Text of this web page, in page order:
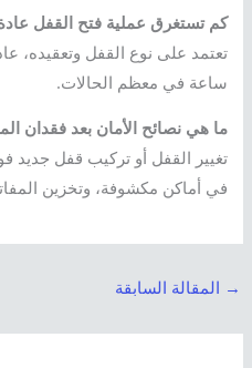
كم تستغرق عملية فتح القفل
تعتمد على نوع القفل وتعقيده،
ساعة في معظم الحالات.
ما هي نصائح الأمان بعد فقدان
تغيير القفل أو تركيب قفل جديد
في أماكن مكشوفة، وتخزين
→ المقالة السابقة